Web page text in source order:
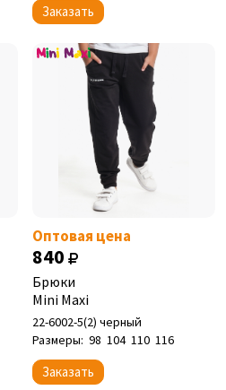
Заказать
Оптовая цена
840
Брюки
Mini Maxi
22-6002-5(2) черный
Размеры: 98 104 110 116
Заказать